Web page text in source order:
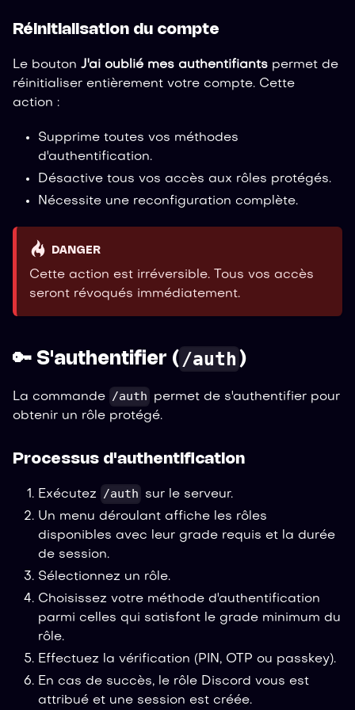
Réinitialisation du compte
Le bouton J'ai oublié mes authentifiants permet de
réinitialiser entièrement votre compte. Cette
action :
Supprime toutes vos méthodes
d'authentification.
Désactive tous vos accès aux rôles protégés.
Nécessite une reconfiguration complète.
DANGER
Cette action est irréversible. Tous vos accès
seront révoqués immédiatement.
🔑 S'authentifier ( /auth )
La commande /auth
permet de s'authentifier pour
obtenir un rôle protégé.
Processus d'authentification
Exécutez /auth
sur le serveur.
Un menu déroulant affiche les rôles
disponibles avec leur grade requis et la durée
de session.
Sélectionnez un rôle.
Choisissez votre méthode d'authentification
parmi celles qui satisfont le grade minimum du
rôle.
Effectuez la vérification (PIN, OTP ou passkey).
En cas de succès, le rôle Discord vous est
attribué et une session est créée.